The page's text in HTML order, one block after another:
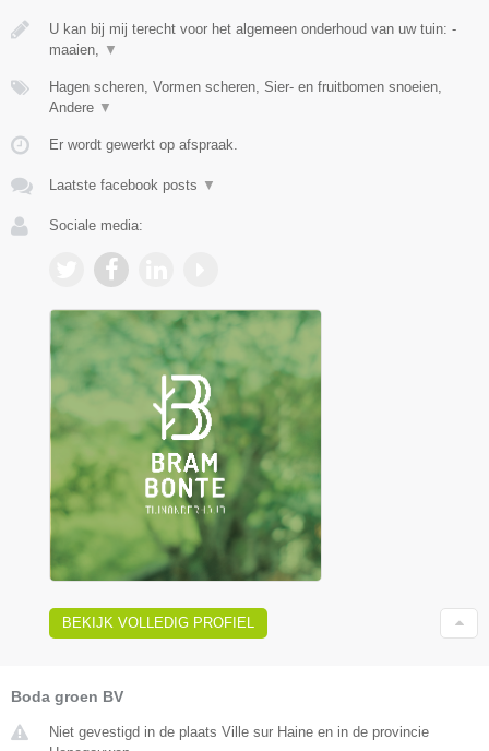
U kan bij mij terecht voor het algemeen onderhoud van uw tuin: -
maaien, ▼
Hagen scheren, Vormen scheren, Sier- en fruitbomen snoeien,
Andere ▼
Er wordt gewerkt op afspraak.
Laatste facebook posts ▼
Sociale media:
BEKIJK VOLLEDIG PROFIEL
Boda groen BV
Niet gevestigd in de plaats Ville sur Haine en in de provincie